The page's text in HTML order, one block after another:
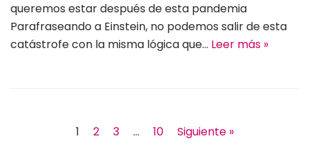
queremos estar después de esta pandemia
Parafraseando a Einstein, no podemos salir de esta
catástrofe con la misma lógica que… Leer más »
1 2 3 … 10 Siguiente »